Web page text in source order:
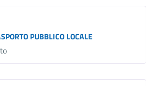
PUBBLICO LOCALE